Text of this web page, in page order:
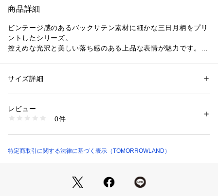
商品詳細
ビンテージ感のあるバックサテン素材に細かな三日月柄をプリ
ントしたシリーズ。
控えめな光沢と美しい落ち感のある上品な表情が魅力です。
前後差のあるヘムラインや両サイドのスリットが軽やかなポイ
一枚ではもちろん、ジャケットやVネックニットのインナーに
して着こなすのもおすすめ。
店舗にお問い合わせの際は、下記の商品番号をお申し付けくだ
性別：レディース
素材：ポリエステル100％
洗濯：手洗い、漂白不可、タンブル乾燥不可、自然乾燥、アイロン仕上げ
可、ドライ可、ウエットクリーニング可
商品番号：1095000000091 （モール）
サイズ詳細
レビュー
0件
特定商取引に関する法律に基づく表示（TOMORROWLAND）